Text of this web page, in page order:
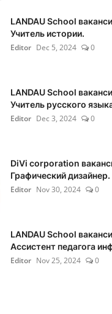
LANDAU School
Учитель истории.
Editor Dec 5, 2024 0
LANDAU School
Учитель русского
Editor Dec 3, 2024 0
DiVi corporation
Графический дизайнер.
Editor Nov 30, 2024 0
LANDAU School
Ассистент педагога
Editor Nov 25, 2024 0